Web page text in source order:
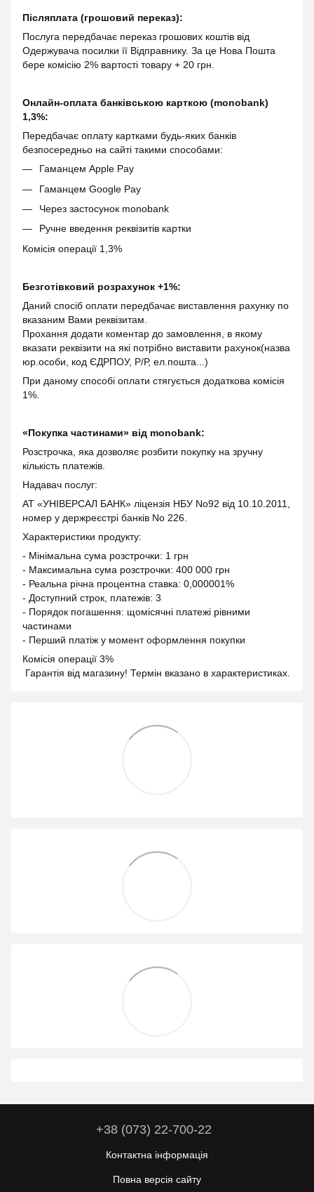
Післяплата (грошовий переказ):
Послуга передбачає переказ грошових коштів від
Одержувача посилки її Відправнику. За це Нова Пошта
бере комісію 2% вартості товару + 20 грн.
Онлайн-оплата банківською карткою (monobank)
1,3%:
Передбачає оплату картками будь-яких банків
безпосередньо на сайті такими способами:
Гаманцем Apple Pay
Гаманцем Google Pay
Через застосунок monobank
Ручне введення реквізитів картки
Комісія операції 1,3%
Безготівковий розрахунок +1%:
Даний спосіб оплати передбачає виставлення рахунку по
вказаним Вами реквізитам.
Прохання додати коментар до замовлення, в якому
вказати реквізити на які потрібно виставити рахунок(назва
юр.особи, код ЄДРПОУ, Р/Р, ел.пошта...)
При даному способі оплати стягується додаткова комісія
1%.
«Покупка частинами» від monobank:
Розстрочка, яка дозволяє розбити покупку на зручну
кількість платежів.
Надавач послуг:
АТ «УНІВЕРСАЛ БАНК» ліцензія НБУ No92 від 10.10.2011,
номер у держреєстрі банків No 226.
Характеристики продукту:
- Мінімальна сума розстрочки: 1 грн
- Максимальна сума розстрочки: 400 000 грн
- Реальна річна процентна ставка: 0,000001%
- Доступний строк, платежів: 3
- Порядок погашення: щомісячні платежі рівними
частинами
- Перший платіж у момент оформлення покупки
Комісія операції 3%
Гарантія від магазину! Термін вказано в характеристиках.
+38 (073) 22-700-22
Контактна інформація
Повна версія сайту